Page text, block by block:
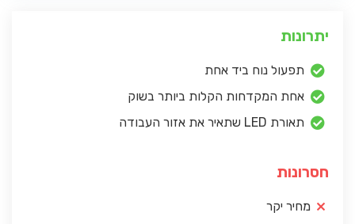
יתרונות
תפעול נוח ביד אחת
אחת המקדחות הקלות ביותר בשוק
תאורת LED שתאיר את אזור העבודה
חסרונות
מחיר יקר